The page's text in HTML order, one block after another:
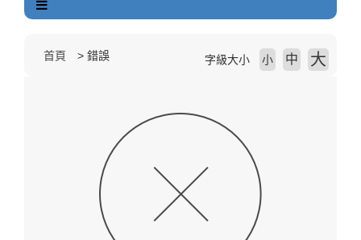
首頁 錯誤 字級大小 小 中 大